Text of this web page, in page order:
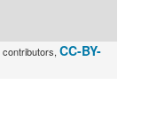
contributors, CC-BY-